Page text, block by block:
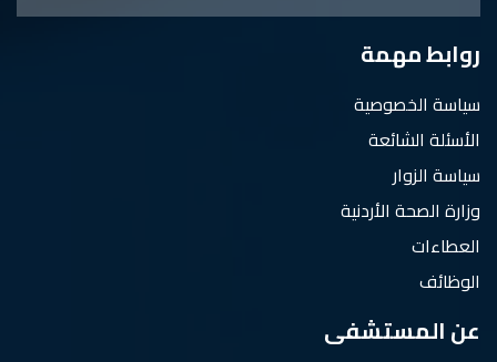
روابط مهمة
سياسة الخصوصية
الأسئلة الشائعة
سياسة الزوار
وزارة الصحة الأردنية
العطاءات
الوظائف
عن المستشفى